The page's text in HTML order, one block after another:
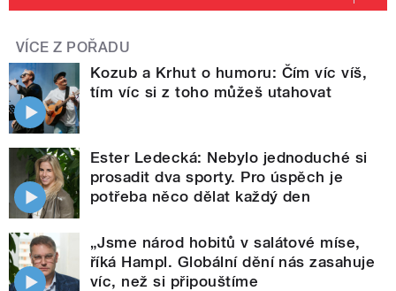
VÍCE Z POŘADU
Kozub a Krhut o humoru: Čím víc víš,
tím víc si z toho můžeš utahovat
Ester Ledecká: Nebylo jednoduché si
prosadit dva sporty. Pro úspěch je
potřeba něco dělat každý den
„Jsme národ hobitů v salátové míse,
říká Hampl. Globální dění nás zasahuje
víc, než si připouštíme